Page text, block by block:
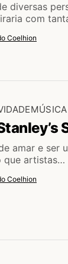
diversas
com
Coelhion
MÚSICA
amar e ser
que artistas…
Coelhion